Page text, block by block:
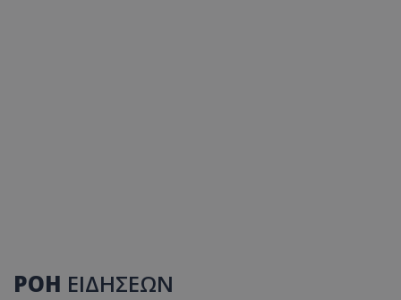
ΡΟΗ ΕΙΔΗΣΕΩΝ